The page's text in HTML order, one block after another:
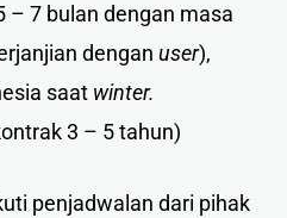
– 7 bulan dengan masa
dengan user),
saat winter.
3 – 5 tahun)
penjadwalan dari pihak